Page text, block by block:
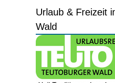
Urlaub & Freizeit
Wald